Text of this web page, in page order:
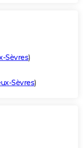
Sèvres)
Sèvres)